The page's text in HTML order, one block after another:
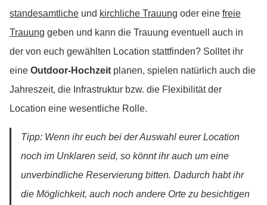
standesamtliche und kirchliche Trauung oder eine freie
Trauung geben und kann die Trauung eventuell auch in
der von euch gewählten Location stattfinden? Solltet ihr
eine Outdoor-Hochzeit planen, spielen natürlich auch die
Jahreszeit, die Infrastruktur bzw. die Flexibilität der
Location eine wesentliche Rolle.
Tipp: Wenn ihr euch bei der Auswahl eurer Location
noch im Unklaren seid, so könnt ihr auch um eine
unverbindliche Reservierung bitten. Dadurch habt ihr
die Möglichkeit, auch noch andere Orte zu besichtigen